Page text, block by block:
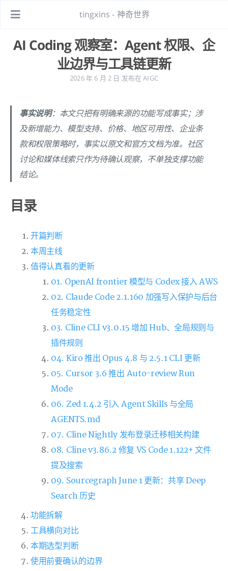
tingxins - 神奇世界
AI Coding 观察室：Agent 权限、企
业边界与工具链更新
2026 年 6 月 2 日 发布在AIGC
事实说明：本文只把有明确来源的功能写成事实；涉
及新增能力、模型支持、价格、地区可用性、企业条
款和权限策略时，事实以原文和官方文档为准。社区
讨论和媒体线索只作为待确认观察，不单独支撑功能
结论。
目录
开篇判断
本周主线
值得认真看的更新
01. OpenAI frontier 模型与 Codex 接入 AWS
02. Claude Code 2.1.160 加强写入保护与后台
任务稳定性
03. Cline CLI v3.0.15 增加 Hub、全局规则与
插件规则
04. Kiro 推出 Opus 4.8 与 2.5.1 CLI 更新
05. Cursor 3.6 推出 Auto-review Run
Mode
06. Zed 1.4.2 引入 Agent Skills 与全局
AGENTS.md
07. Cline Nightly 发布登录迁移相关构建
08. Cline v3.86.2 修复 VS Code 1.122+ 文件
提及搜索
09. Sourcegraph June 1 更新：共享 Deep
Search 历史
功能拆解
工具横向对比
本期选型判断
使用前要确认的边界